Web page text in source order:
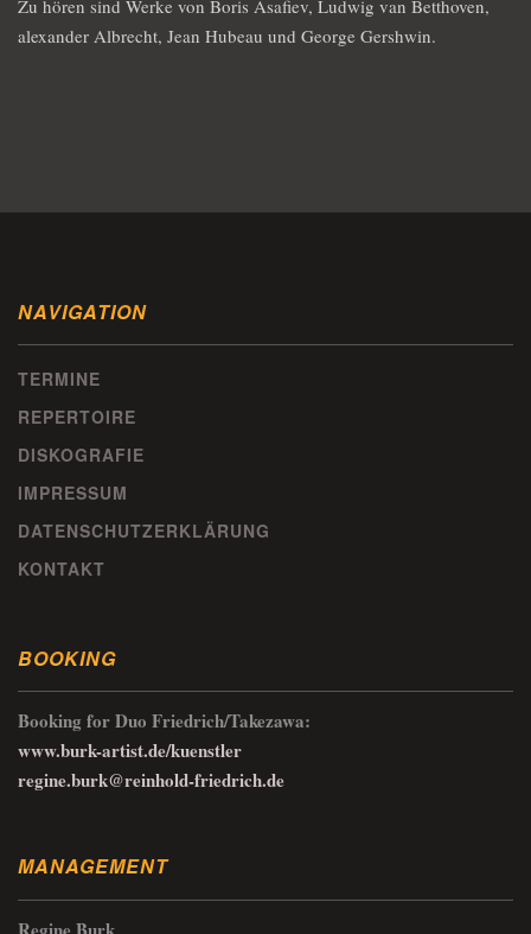
Zu hören sind Werke von Boris Asafiev, Ludwig van Betthoven,
alexander Albrecht, Jean Hubeau und George Gershwin.
NAVIGATION
TERMINE
REPERTOIRE
DISKOGRAFIE
IMPRESSUM
DATENSCHUTZERKLÄRUNG
KONTAKT
BOOKING
Booking for Duo Friedrich/Takezawa:
www.burk-artist.de/kuenstler
regine.burk@reinhold-friedrich.de
MANAGEMENT